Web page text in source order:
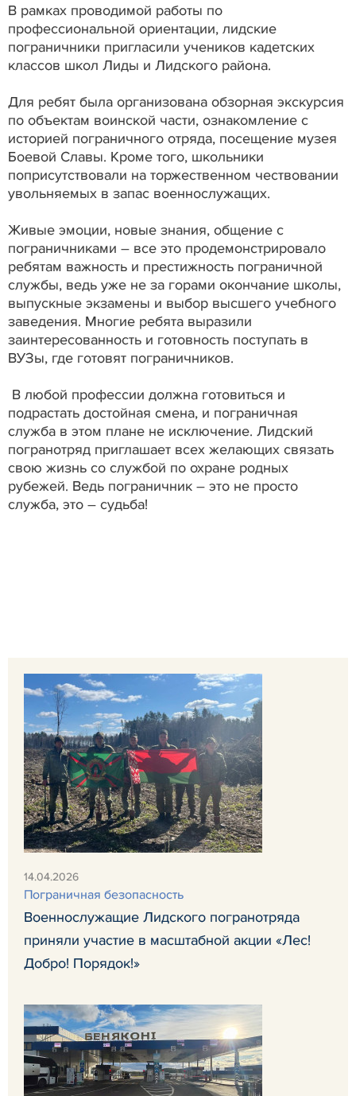
В рамках проводимой работы по
профессиональной ориентации, лидские
пограничники пригласили учеников кадетских
классов школ Лиды и Лидского района.
Для ребят была организована обзорная экскурсия
по объектам воинской части, ознакомление с
историей пограничного отряда, посещение музея
Боевой Славы. Кроме того, школьники
поприсутствовали на торжественном чествовании
увольняемых в запас военнослужащих.
Живые эмоции, новые знания, общение с
пограничниками – все это продемонстрировало
ребятам важность и престижность пограничной
службы, ведь уже не за горами окончание школы,
выпускные экзамены и выбор высшего учебного
заведения. Многие ребята выразили
заинтересованность и готовность поступать в
ВУЗы, где готовят пограничников.
В любой профессии должна готовиться и
подрастать достойная смена, и пограничная
служба в этом плане не исключение. Лидский
погранотряд приглашает всех желающих связать
свою жизнь со службой по охране родных
рубежей. Ведь пограничник – это не просто
служба, это – судьба!
14.04.2026
Пограничная безопасность
Военнослужащие Лидского погранотряда
приняли участие в масштабной акции «Лес!
Добро! Порядок!»